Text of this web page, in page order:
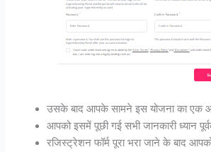
उसके बाद आपके सामने इस योजना का एक
आपको इसमें पूछी गई सभी जानकारी ध्यान
रजिस्ट्रेशन फॉर्म पूरा भरा जाने के बाद